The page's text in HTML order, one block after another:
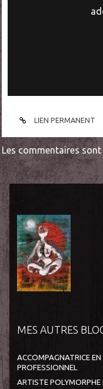
LIEN PERMANENT
Les commentaires sont
MES AUTRES
ACCOMPAGNATRICE EN
PROFESSIONNEL
ARTISTE POLYMORPHE I